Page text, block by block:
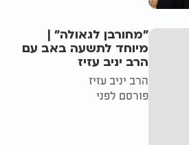
"מחורבן לגאולה" |
מיוחד לתשעה באב עם
הרב יניב עזיז
הרב יניב עזיז
פורסם לפני